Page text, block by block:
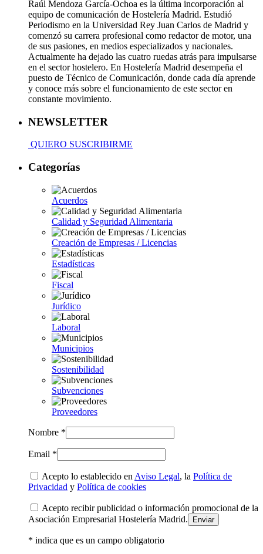
Raúl Mendoza García-Ochoa es la última incorporación al
equipo de comunicación de Hostelería Madrid. Estudió
Periodismo en la Universidad Rey Juan Carlos de Madrid y
comenzó su carrera profesional como redactor de motor, una
de sus pasiones, en medios especializados y nacionales.
Actualmente ha dejado las cuatro ruedas atrás para impulsarse
en el sector hostelero. En Hostelería Madrid desempeña el
puesto de Técnico de Comunicación, donde cada día aprende
y conoce más sobre el funcionamiento de este sector en
constante movimiento.
NEWSLETTER
QUIERO SUSCRIBIRME
Categorías
Acuerdos
Calidad y Seguridad Alimentaria
Creación de Empresas / Licencias
Estadísticas
Fiscal
Jurídico
Laboral
Municipios
Sostenibilidad
Subvenciones
Proveedores
Nombre *
Email *
Acepto lo establecido en Aviso Legal, la Política de
Privacidad y Política de cookies
Acepto recibir publicidad o información promocional de la
Asociación Empresarial Hostelería Madrid.
* indica que es un campo obligatorio